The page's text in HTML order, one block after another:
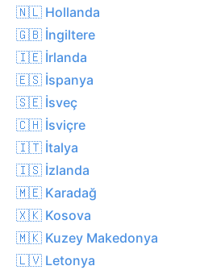
🇳🇱 Hollanda
🇬🇧 İngiltere
🇮🇪 İrlanda
🇪🇸 İspanya
🇸🇪 İsveç
🇨🇭 İsviçre
🇮🇹 İtalya
🇮🇸 İzlanda
🇲🇪 Karadağ
🇽🇰 Kosova
🇲🇰 Kuzey Makedonya
🇱🇻 Letonya